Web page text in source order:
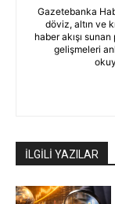
Gazetebanka
döviz, altın ve
haber akışı
gelişmeleri
İLGİLİ YAZILAR